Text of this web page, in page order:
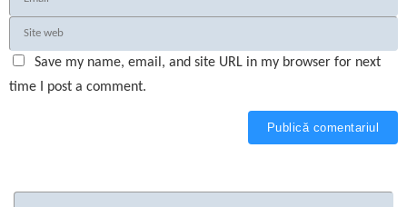
Save my name, email, and site URL in my browser for next
time I post a comment.